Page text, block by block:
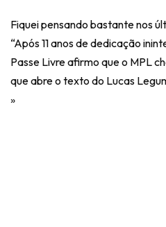
Fiquei pensando bastante nos
“Após 11 anos de dedicação
Passe Livre afirmo que o MPL
que abre o texto do Lucas
»